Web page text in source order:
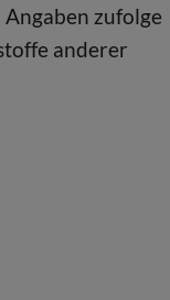
zufolge
anderer